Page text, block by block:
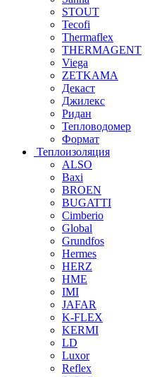
STOUT
Tecofi
Thermaflex
THERMAGENT
Viega
ZETKAMA
Декаст
Джилекс
Ридан
Тепловодомер
Формат
Теплоизоляция
ALSO
Baxi
BROEN
BUGATTI
Cimberio
Global
Grundfos
Hermes
HERZ
HME
IMI
JAFAR
K-FLEX
KERMI
LD
Luxor
Reflex